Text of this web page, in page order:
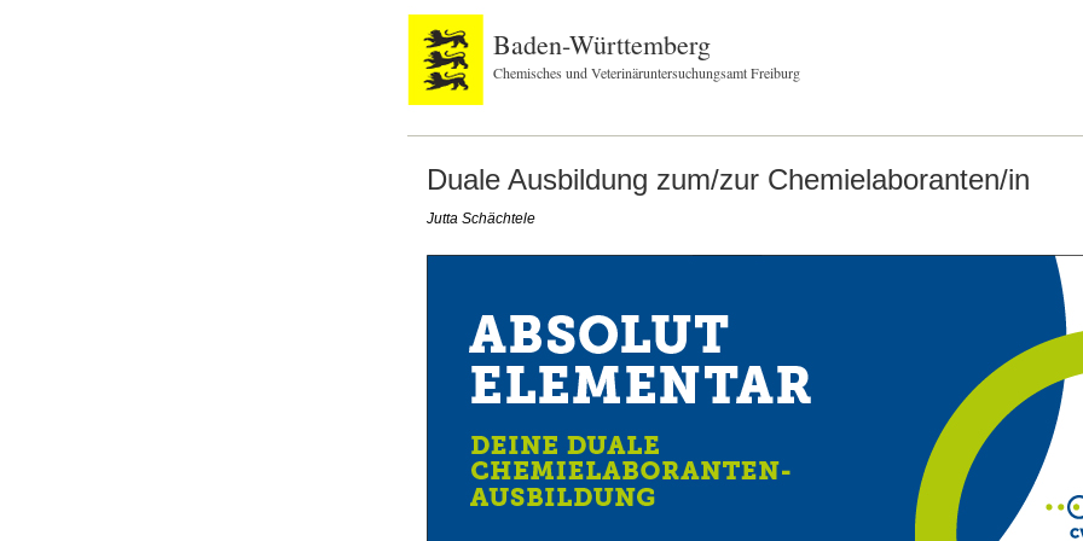
Baden-Württemberg
Chemisches und Veterinäruntersuchungsamt Freiburg
Duale Ausbildung zum/zur Chemielaboranten/in
Jutta Schächtele